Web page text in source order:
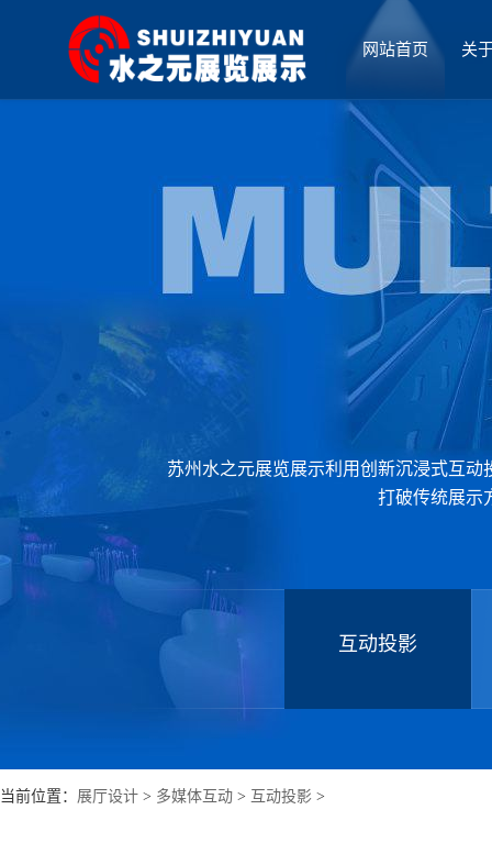
网站首页 关
苏州水之元展览展示利用创新沉浸式互
打破传统展示
互动投影
当前位置： 展厅设计 > 多媒体互动 > 互动投影 >